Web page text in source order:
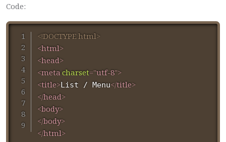
Code:
<!DOCTYPEhtml>
<html>
<head>
<metacharset="utf-8">
<title>List / Menu</title>
</head>
<body>
</body>
</html>